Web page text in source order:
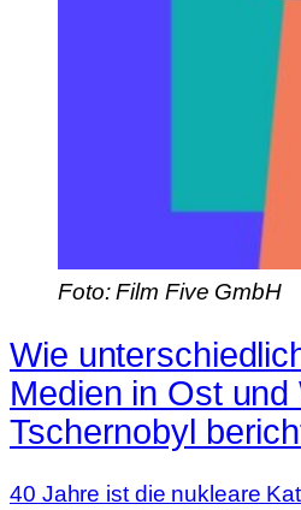
Foto: Film Five GmbH
Wie
Medien in Ost und
Tschernobyl
40 Jahre ist die nukleare